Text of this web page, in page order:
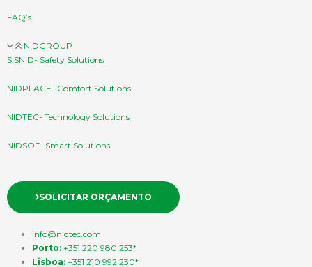
FAQ’s
NIDGROUP
SISNID- Safety Solutions
NIDPLACE- Comfort Solutions
NIDTEC- Technology Solutions
NIDSOF- Smart Solutions
SOLICITAR ORÇAMENTO
info@nidtec.com
Porto: +351 220 980 253*
Lisboa: +351 210 992 230*